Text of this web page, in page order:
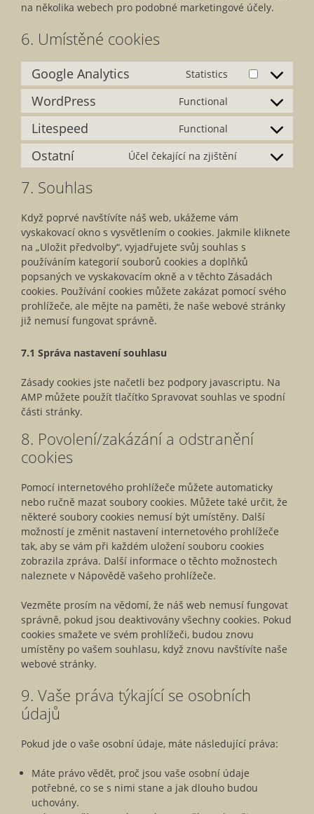
na několika webech pro podobné marketingové účely.
6. Umístěné cookies
Google Analytics Statistics
Consent
service
google-
analytics
WordPress Functional
Consent
service
wordpress
Litespeed Functional
Consent
service
Ostatní Účel čekající na zjištění
Consent
7. Souhlas
Když poprvé navštívíte náš web, ukážeme vám
vyskakovací okno s vysvětlením o cookies. Jakmile kliknete
na „Uložit předvolby“, vyjadřujete svůj souhlas s
používáním kategorií souborů cookies a doplňků
popsaných ve vyskakovacím okně a v těchto Zásadách
cookies. Používání cookies můžete zakázat pomocí svého
prohlížeče, ale mějte na paměti, že naše webové stránky
již nemusí fungovat správně.
7.1 Správa nastavení souhlasu
Zásady cookies jste načetli bez podpory javascriptu. Na
AMP můžete použít tlačítko Spravovat souhlas ve spodní
části stránky.
8. Povolení/zakázání a odstranění
cookies
Pomocí internetového prohlížeče můžete automaticky
nebo ručně mazat soubory cookies. Můžete také určit, že
některé soubory cookies nemusí být umístěny. Další
možností je změnit nastavení internetového prohlížeče
tak, aby se vám při každém uložení souboru cookies
zobrazila zpráva. Další informace o těchto možnostech
naleznete v Nápovědě vašeho prohlížeče.
Vezměte prosím na vědomí, že náš web nemusí fungovat
správně, pokud jsou deaktivovány všechny cookies. Pokud
cookies smažete ve svém prohlížeči, budou znovu
umístěny po vašem souhlasu, když znovu navštívíte naše
webové stránky.
9. Vaše práva týkající se osobních
údajů
Pokud jde o vaše osobní údaje, máte následující práva:
Máte právo vědět, proč jsou vaše osobní údaje
potřebné, co se s nimi stane a jak dlouho budou
uchovány.